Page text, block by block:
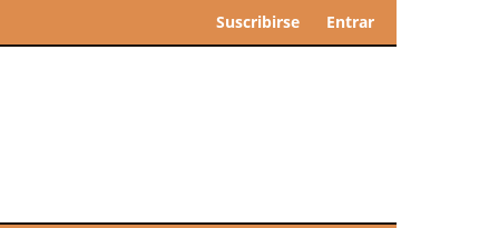
Suscribirse Entrar